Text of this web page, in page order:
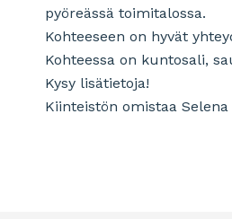
pyöreässä toimitalossa.
Kohteeseen on hyvät
Kohteessa on kuntosali,
Kysy lisätietoja!
Kiinteistön omistaa